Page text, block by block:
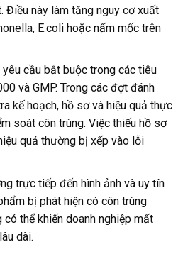
Điều này làm tăng nguy cơ xuất
E.coli hoặc nấm mốc trên
cầu bắt buộc trong các tiêu
và GMP. Trong các đợt đánh
kế hoạch, hồ sơ và hiệu quả thực
soát côn trùng. Việc thiếu hồ sơ
quả thường bị xếp vào lỗi
trực tiếp đến hình ảnh và uy tín
bị phát hiện có côn trùng
thể khiến doanh nghiệp mất
dài.